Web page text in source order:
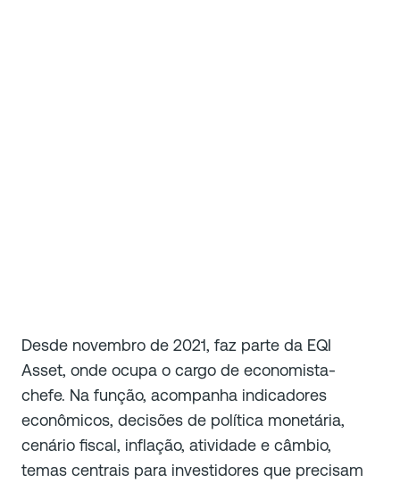
Desde novembro de 2021, faz parte da EQI
Asset, onde ocupa o cargo de economista-
chefe. Na função, acompanha indicadores
econômicos, decisões de política monetária,
cenário fiscal, inflação, atividade e câmbio,
temas centrais para investidores que precisam